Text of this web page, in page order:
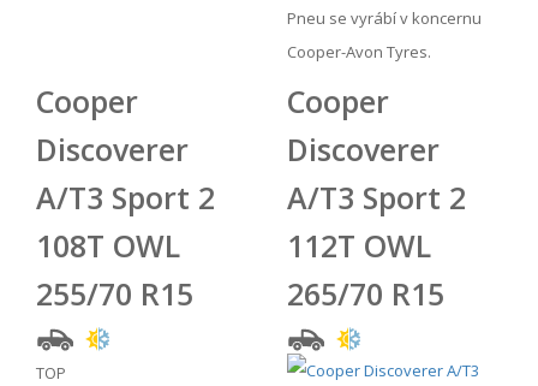
Pneu se vyrábí v koncernu
Cooper-Avon Tyres.
Cooper
Discoverer
A/T3 Sport 2
108T OWL
255/70 R15
TOP
Cooper
Discoverer
A/T3 Sport 2
112T OWL
265/70 R15